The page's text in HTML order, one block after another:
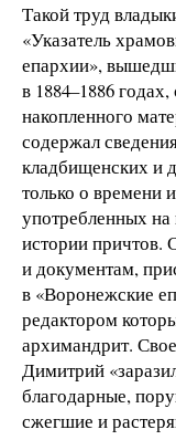
Такой труд
«Указатель
епархии»,
в 1884–1886
накопленного
содержал
кладбищенских и
только о времени
употребленных на
истории причтов.
и документам,
в «Воронежские
редактором
архимандрит.
Димитрий
благодарные,
сжегшие и